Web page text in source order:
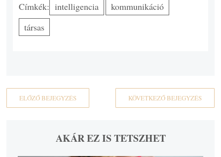
Címkék: intelligencia
kommunikáció
társas
ELŐZŐ BEJEGYZÉS KÖVETKEZŐ BEJEGYZÉS
AKÁR EZ IS TETSZHET